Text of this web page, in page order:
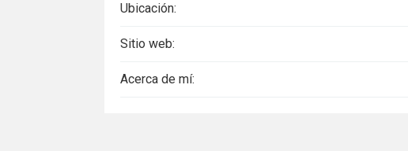
Ubicación:
Sitio web:
Acerca de mí: